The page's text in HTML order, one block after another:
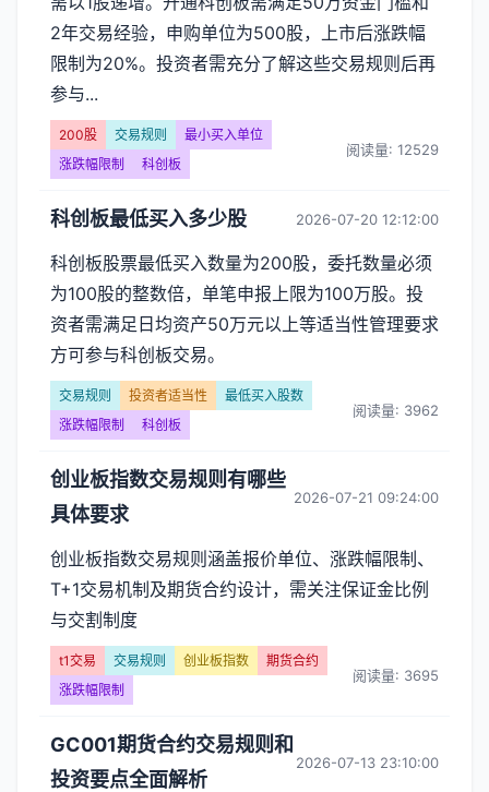
2年交易经验，申购单位为500股，上市后涨跌幅
限制为20%。投资者需充分了解这些交易规则后再
参与...
200股 交易规则
最小买入单位
涨跌幅限制
科创板
阅读量: 12529
科创板最低买入多少股 2026-07-20 12:12:00
科创板股票最低买入数量为200股，委托数量必须
为100股的整数倍，单笔申报上限为100万股。投
资者需满足日均资产50万元以上等适当性管理要求
方可参与科创板交易。
交易规则 投资者适当性
最低买入股数
涨跌幅限制
科创板
阅读量: 3962
创业板指数交易规则有哪些
具体要求
2026-07-21 09:24:00
创业板指数交易规则涵盖报价单位、涨跌幅限制、
T+1交易机制及期货合约设计，需关注保证金比例
与交割制度
t1交易 交易规则 创业板指数
期货合约
涨跌幅限制
阅读量: 3695
GC001期货合约交易规则和
投资要点全面解析
2026-07-13 23:10:00